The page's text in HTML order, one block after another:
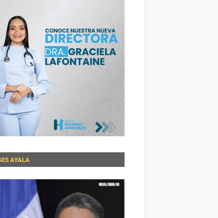
AYALA